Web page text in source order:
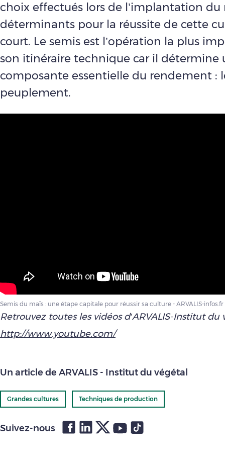
choix effectués lors de l’implantation du
déterminants pour la réussite de cette
court. Le semis est l’opération la plus
son itinéraire technique car il détermine
composante essentielle du rendement :
peuplement.
Semis du maïs : une étape capitale pour réussir sa culture - ARVALIS-infos.fr
Retrouvez toutes les vidéos d’ARVALIS-Institut du
http://www.youtube.com/
Un article de ARVALIS - Institut du végétal
Grandes cultures Techniques de production
Suivez-nous